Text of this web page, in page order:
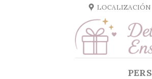
LOCALIZACIÓN